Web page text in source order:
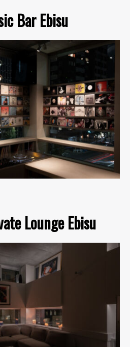
Bar Ebisu
Lounge Ebisu